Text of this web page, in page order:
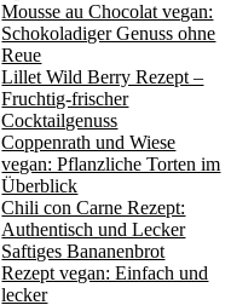
Mousse au Chocolat vegan:
Schokoladiger Genuss ohne
Reue
Lillet Wild Berry Rezept –
Fruchtig-frischer
Cocktailgenuss
Coppenrath und Wiese
vegan: Pflanzliche Torten im
Überblick
Chili con Carne Rezept:
Authentisch und Lecker
Saftiges Bananenbrot
Rezept vegan: Einfach und
lecker